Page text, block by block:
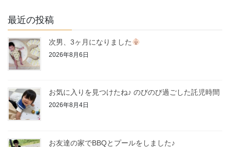
最近の投稿
次男、3ヶ月になりました
2026年8月6日
お気に入りを見つけたね♪ のびのび過ごした託児時間
2026年8月4日
お友達の家でBBQとプールをしました♪